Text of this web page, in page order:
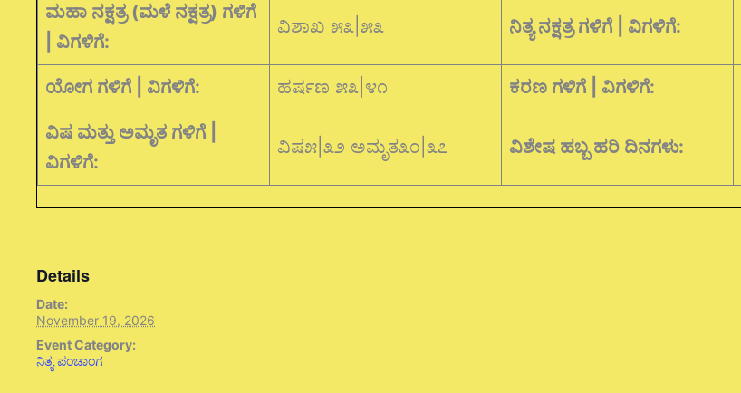
ಮಹಾ ನಕ್ಷತ್ರ (ಮಳೆ ನಕ್ಷತ್ರ) ಗಳಿಗೆ
| ವಿಗಳಿಗೆ:
ವಿಶಾಖ ೫೩|೫೩ ನಿತ್ಯ ನಕ್ಷತ್ರ ಗಳಿಗೆ | ವಿಗಳಿಗೆ:
ಯೋಗ ಗಳಿಗೆ | ವಿಗಳಿಗೆ: ಹರ್ಷಣ ೫೩|೪೧ ಕರಣ ಗಳಿಗೆ | ವಿಗಳಿಗೆ:
ವಿಷ ಮತ್ತು ಅಮೃತ ಗಳಿಗೆ |
ವಿಗಳಿಗೆ:
ವಿಷ೫|೩೨ ಅಮೃತ೩೦|೩೭ ವಿಶೇಷ ಹಬ್ಬ ಹರಿ ದಿನಗಳು:
Details
Date:
November 19, 2026
Event Category:
ನಿತ್ಯ ಪಂಚಾಂಗ